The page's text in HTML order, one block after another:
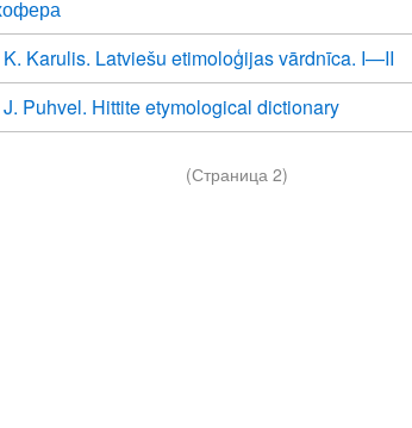
K. Karulis. Latviešu etimoloģijas vārdnīca. I—II
Puhvel. Hittite etymological dictionary
(Страница 2)